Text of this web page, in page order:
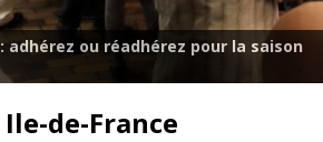
adhérez ou réadhérez pour la saison
de-France